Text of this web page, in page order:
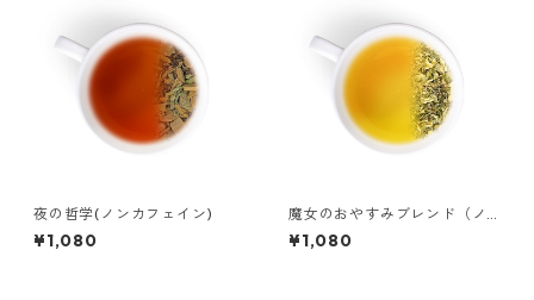
夜の哲学(ノンカフェイン)
¥1,080
魔女のおやすみブレンド（ノ
ンカフェイン）
¥1,080